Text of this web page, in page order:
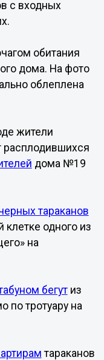
с входных
обитания
дома. На фото
облеплена
жители
расплодившихся
дома №19
тараканов
одного из
на
бегутиз
по тротуару на
тараканов